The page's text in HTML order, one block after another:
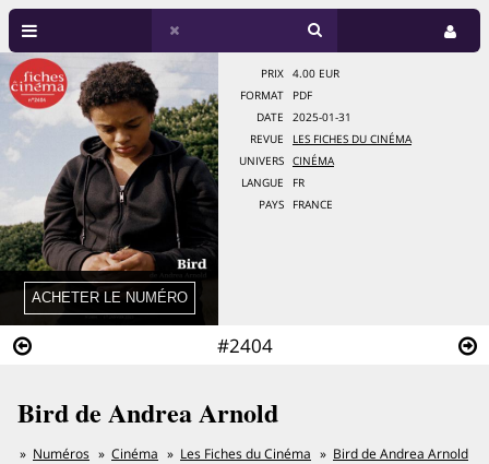
#2404
PRIX
4.00 EUR
FORMAT
PDF
DATE
2025-01-31
REVUE
LES FICHES DU CINÉMA
UNIVERS
CINÉMA
LANGUE
FR
PAYS
FRANCE
Bird de Andrea Arnold
Numéros Cinéma Les Fiches du Cinéma Bird de Andrea Arnold